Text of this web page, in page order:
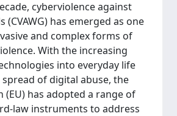
cyberviolence against
(CVAWG) has emerged as one
and complex forms of
With the increasing
into everyday life
of digital abuse, the
(EU) has adopted a range of
law instruments to address